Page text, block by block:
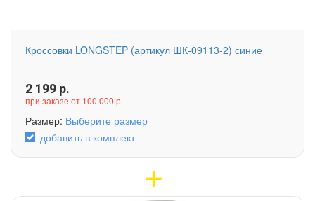
Кроссовки LONGSTEP (артикул ШК-09113-2) синие
2 199 р.
при заказе от 100 000 р.
Размер: Выберите размер
добавить в комплект